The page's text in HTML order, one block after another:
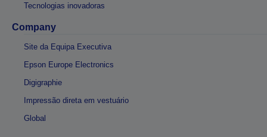
Tecnologias inovadoras
Company
Site da Equipa Executiva
Epson Europe Electronics
Digigraphie
Impressão direta em vestuário
Global